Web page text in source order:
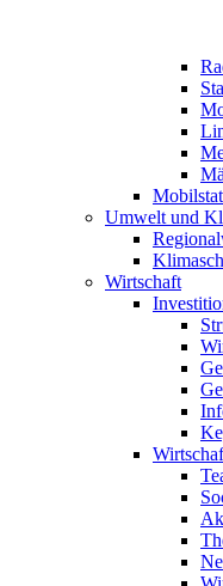
Umwelt und
Wirtschaft